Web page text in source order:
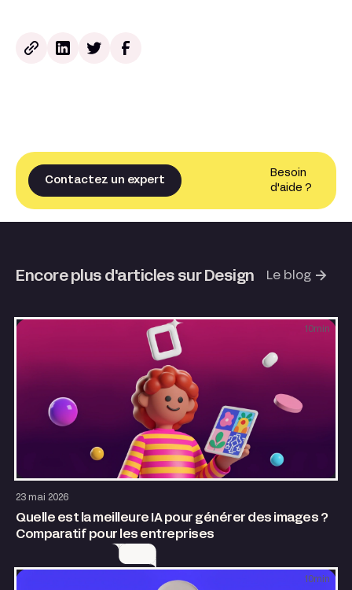
Besoin
d'aide ?
Contactez un expert
Encore plus d'articles sur Design Le blog
23 mai 2026
Quelle est la meilleure IA pour générer des images ?
Comparatif pour les entreprises
10 min
10 min